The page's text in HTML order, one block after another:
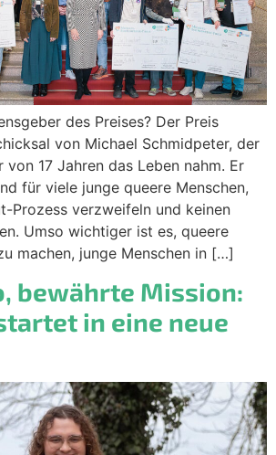
des Preises? Der Preis
von Michael Schmidpeter, der
17 Jahren das Leben nahm. Er
für viele junge queere Menschen,
Prozess verzweifeln und keinen
Umso wichtiger ist es, queere
machen, junge Menschen in […]
bewährte Mission:
in eine neue